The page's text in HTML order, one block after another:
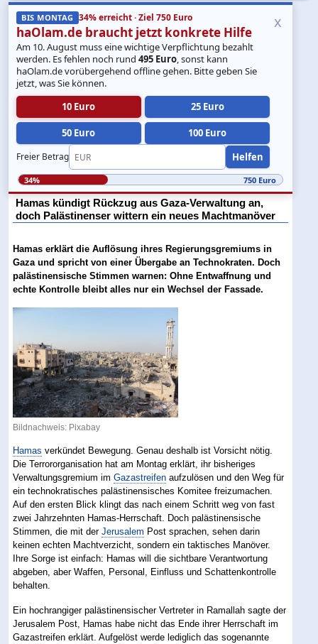
BIS MONTAG 34% erreicht · Ziel 750 Euro
haOlam.de braucht jetzt konkrete Hilfe
Am 10. August muss eine wichtige Verpflichtung bezahlt
werden. Es fehlen noch rund495 Euro, sonst kann
haOlam.de vorübergehend offline gehen. Bitte geben Sie
jetzt, was Sie können.
10 Euro
25 Euro
50 Euro 100 Euro
Freier Betrag Helfen
x
34% 750 Euro
Hamas kündigt Rückzug aus Gaza-Verwaltung an,
doch Palästinenser wittern ein neues Machtmanöver
Hamas erklärt die Auflösung ihres Regierungsgremiums in
Gaza und spricht von einer Übergabe an Technokraten. Doch
palästinensische Stimmen warnen: Ohne Entwaffnung und
echte Kontrolle bleibt alles nur ein Wechsel der Fassade.
Bildnachweis: Pixabay
Hamas verkündet Bewegung. Genau deshalb ist Vorsicht nötig.
Die Terrororganisation hat am Montag erklärt, ihr bisheriges
Verwaltungsgremium imGazastreifen aufzulösen und den Weg für
ein technokratisches palästinensisches Komitee freizumachen.
Auf den ersten Blick klingt das nach einem Schritt weg von fast
zwei Jahrzehnten Hamas-Herrschaft. Doch palästinensische
Stimmen, die mit derJerusalem Post sprachen, sehen darin
keinen echten Machtverzicht, sondern ein taktisches Manöver.
Ihre Sorge ist einfach: Hamas will die sichtbare Verantwortung
abgeben, aber Waffen, Personal, Einfluss und Schattenkontrolle
behalten.
Ein hochrangiger palästinensischer Vertreter in Ramallah sagte der
Jerusalem Post, Hamas habe nicht das Ende ihrer Herrschaft im
Gazastreifen erklärt. Aufgelöst werde lediglich das sogenannte